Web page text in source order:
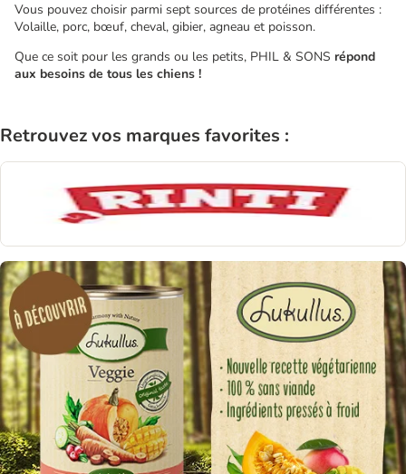
Vous pouvez choisir parmi sept sources de protéines différentes :
Volaille, porc, bœuf, cheval, gibier, agneau et poisson.
Que ce soit pour les grands ou les petits, PHIL & SONS répond
aux besoins de tous les chiens !
Retrouvez vos marques favorites :